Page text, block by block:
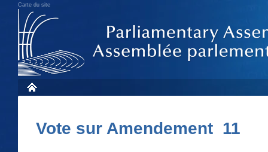
Carte du site
Vote sur Amendement 11